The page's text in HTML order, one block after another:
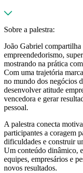
Sobre a palestra:
João Gabriel
empreendedorismo,
mostrando na prática
Com uma trajetória
no mundo dos negócios
desenvolver atitude
vencedora e gerar
pessoal.
A palestra conecta
participantes a coragem
dificuldades e construir
Um conteúdo dinâmico,
equipes, empresários e
novos resultados.